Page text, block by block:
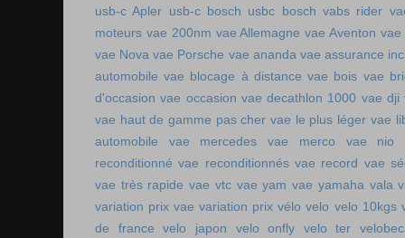
usb-c Apler usb-c bosch usbc bosch vabs rider
moteurs vae 200nm vae Allemagne vae Aventon vae
vae Nova vae Porsche vae ananda vae assurance
automobile vae blocage à distance vae bois vae
d'occasion vae occasion vae decathlon 1000 vae dji
vae haut de gamme pas cher vae le plus léger vae
automobile
vae mercedes vae merco
vae nio
reconditionné vae reconditionnés vae record vae
vae très rapide vae vtc vae yam vae yamaha vala
variation prix vae variation prix vélo velo velo 10kgs
de france
velo japon velo onfly velo ter